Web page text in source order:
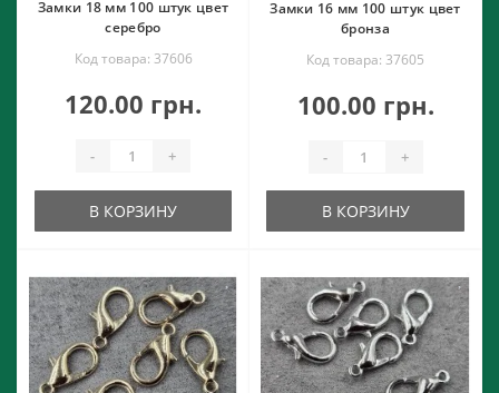
Замки 18 мм 100 штук цвет
серебро
Код товара: 37606
120.00 грн.
- +
В КОРЗИНУ
Замки 16 мм 100 штук цвет
бронза
Код товара: 37605
100.00 грн.
- +
В КОРЗИНУ